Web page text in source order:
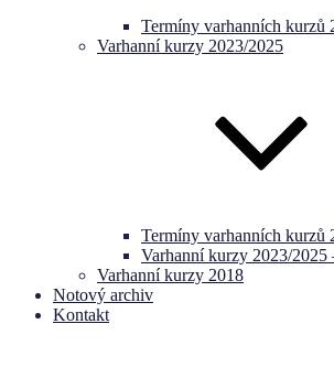
Termíny varhanních kurzů
Varhanní kurzy 2023/2025
Termíny varhanních kurzů
Varhanní kurzy 2023/2025
Varhanní kurzy 2018
Notový archiv
Kontakt